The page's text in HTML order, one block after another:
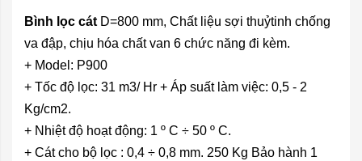
Bình lọc cát D=800 mm, Chất liệu sợi thuỷtinh chống
va đập, chịu hóa chất van 6 chức năng đi kèm.
+ Model: P900
+ Tốc độ lọc: 31 m3/ Hr + Áp suất làm việc: 0,5 - 2
Kg/cm2.
+ Nhiệt độ hoạt động: 1 º C ÷ 50 º C.
+ Cát cho bộ lọc : 0,4 ÷ 0,8 mm. 250 Kg Bảo hành 1